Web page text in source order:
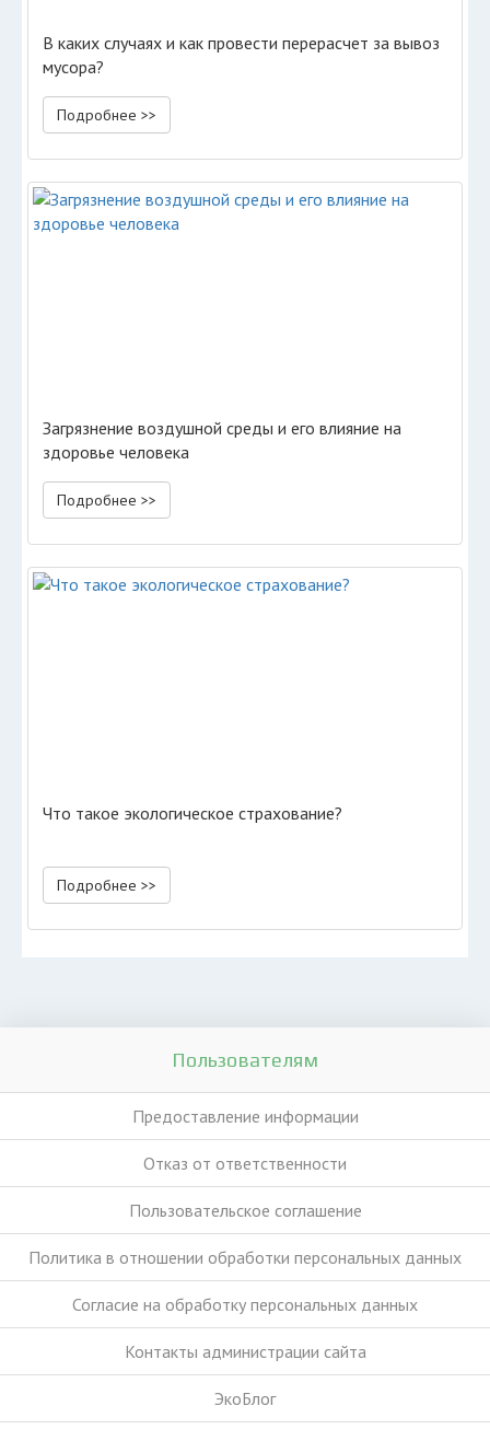
В каких случаях и как провести перерасчет за вывоз
мусора?
Подробнее >>
Загрязнение воздушной среды и его влияние на
здоровье человека
Подробнее >>
Что такое экологическое страхование?
Подробнее >>
Пользователям
Предоставление информации
Отказ от ответственности
Пользовательское соглашение
Политика в отношении обработки персональных данных
Согласие на обработку персональных данных
Контакты администрации сайта
ЭкоБлог